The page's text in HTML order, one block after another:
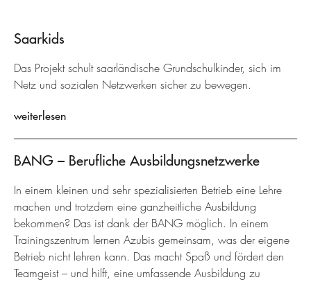
Saarkids
Das Projekt schult saarländische Grundschulkinder, sich im
Netz und sozialen Netzwerken sicher zu bewegen.
weiterlesen
BANG – Berufliche Ausbildungsnetzwerke
In einem kleinen und sehr spezialisierten Betrieb eine Lehre
machen und trotzdem eine ganzheitliche Ausbildung
bekommen? Das ist dank der BANG möglich. In einem
Trainingszentrum lernen Azubis gemeinsam, was der eigene
Betrieb nicht lehren kann. Das macht Spaß und fördert den
Teamgeist – und hilft, eine umfassende Ausbildung zu